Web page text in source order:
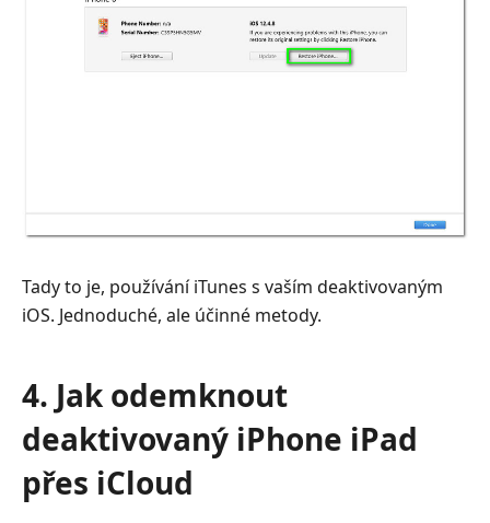
Tady to je, používání iTunes s vaším deaktivovaným
iOS. Jednoduché, ale účinné metody.
4. Jak odemknout
deaktivovaný iPhone iPad
přes iCloud